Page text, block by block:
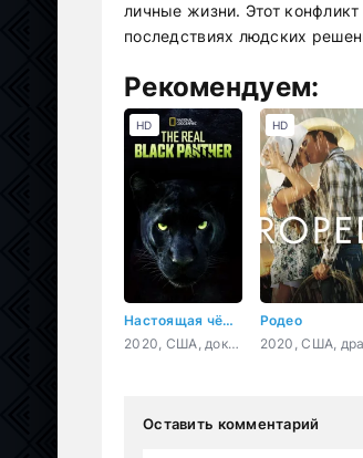
личные жизни. Этот
последствиях людских
Рекомендуем:
Настоящая чёрная пантера
2020, США, документальный, короткометражка
HD
Родео
HD
Оставить комментарий